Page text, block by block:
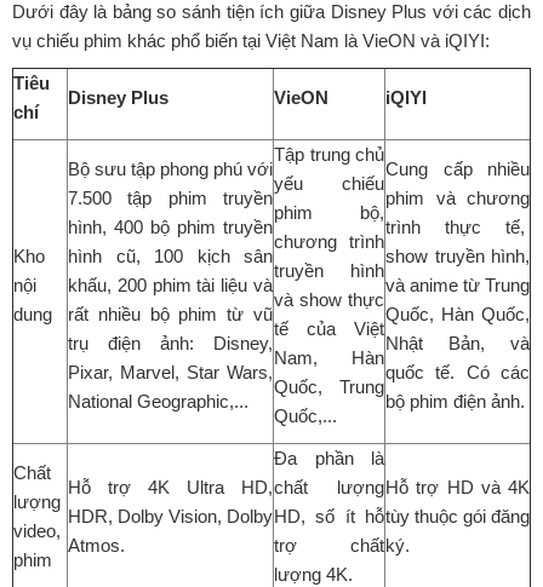
Dưới đây là bảng so sánh tiện ích giữa Disney Plus với các dịch
vụ chiếu phim khác phổ biến tại Việt Nam là VieON và iQIYI:
Tiêu
chí
Disney Plus VieON iQIYI
Kho
nội
dung
Bộ sưu tập phong phú với
7.500 tập phim truyền
hình, 400 bộ phim truyền
hình cũ, 100 kịch sân
khấu, 200 phim tài liệu và
rất nhiều bộ phim từ vũ
trụ điện ảnh: Disney,
Pixar, Marvel, Star Wars,
National Geographic,...
Tập trung chủ
yếu chiếu
phim bộ,
chương trình
truyền hình
và show thực
tế của Việt
Nam, Hàn
Quốc, Trung
Quốc,...
Cung cấp nhiều
phim và chương
trình thực tế,
show truyền hình,
và anime từ Trung
Quốc, Hàn Quốc,
Nhật Bản, và
quốc tế. Có các
bộ phim điện ảnh.
Chất
lượng
video,
phim
Hỗ trợ 4K Ultra HD,
HDR, Dolby Vision, Dolby
Atmos.
Đa phần là
chất lượng
HD, số ít hỗ
trợ chất
lượng 4K.
Hỗ trợ HD và 4K
tùy thuộc gói đăng
ký.